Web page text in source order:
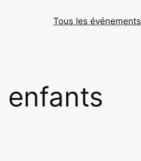
Tous les événements
enfants